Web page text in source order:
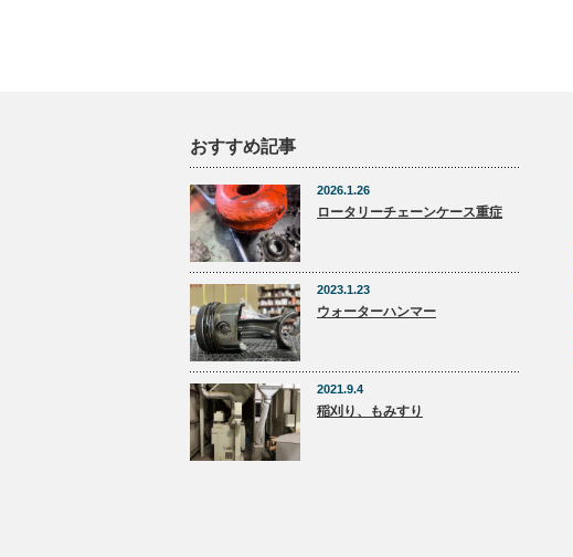
おすすめ記事
2026.1.26
ロータリーチェーンケース重症
2023.1.23
ウォーターハンマー
2021.9.4
稲刈り、もみすり